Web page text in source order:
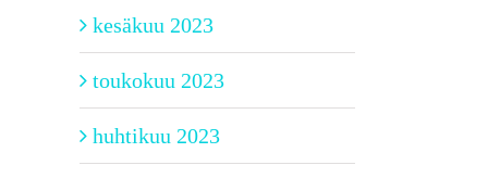
kesäkuu 2023
toukokuu 2023
huhtikuu 2023